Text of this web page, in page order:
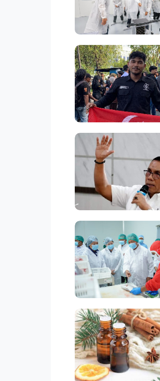
Core Indonesia, Rabu
penemuan gas
dari proyek tersebut.
Merah Putih (KNMP).